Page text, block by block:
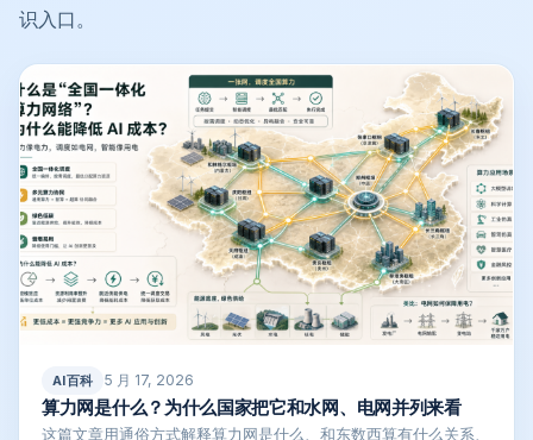
识入口。
AI百科 5 月 17, 2026
算力网是什么？为什么国家把它和水网、电网并列来看
这篇文章用通俗方式解释算力网是什么、和东数西算有什么关系、